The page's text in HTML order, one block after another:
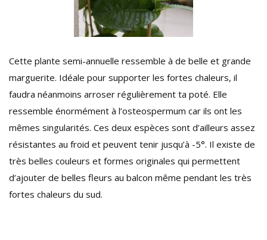
Cette plante semi-annuelle ressemble à de belle et grande
marguerite. Idéale pour supporter les fortes chaleurs, il
faudra néanmoins arroser régulièrement ta poté. Elle
ressemble énormément à l’osteospermum car ils ont les
mêmes singularités. Ces deux espèces sont d’ailleurs assez
résistantes au froid et peuvent tenir jusqu’à -5°. Il existe de
très belles couleurs et formes originales qui permettent
d’ajouter de belles fleurs au balcon même pendant les très
fortes chaleurs du sud.